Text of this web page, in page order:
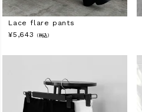
Lace flare pants
¥5,643 （税込）